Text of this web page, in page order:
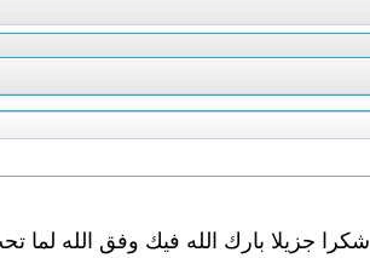
شكرا جزيلا بارك الله فيك وفق الله لما